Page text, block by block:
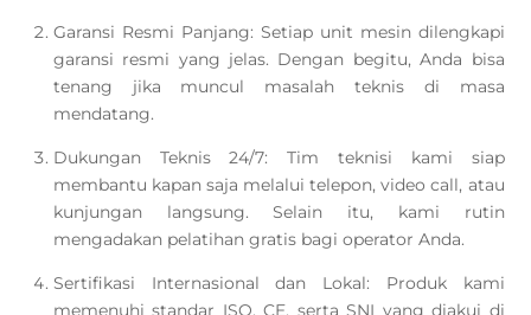
Garansi Resmi Panjang: Setiap unit mesin dilengkapi
garansi resmi yang jelas. Dengan begitu, Anda bisa
tenang jika muncul masalah teknis di masa
mendatang.
Dukungan Teknis 24/7: Tim teknisi kami siap
membantu kapan saja melalui telepon, video call, atau
kunjungan langsung. Selain itu, kami rutin
mengadakan pelatihan gratis bagi operator Anda.
Sertifikasi Internasional dan Lokal: Produk kami
memenuhi standar ISO, CE, serta SNI yang diakui di